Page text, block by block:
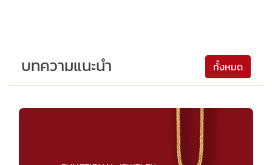
บทความแนะนำ ทั้งหมด